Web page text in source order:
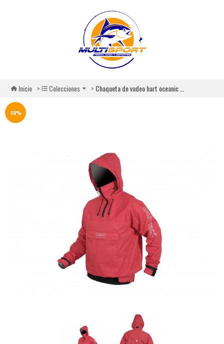
Inicio Colecciones Chaqueta de vadeo hart oceanic pro smock respirable
-10%